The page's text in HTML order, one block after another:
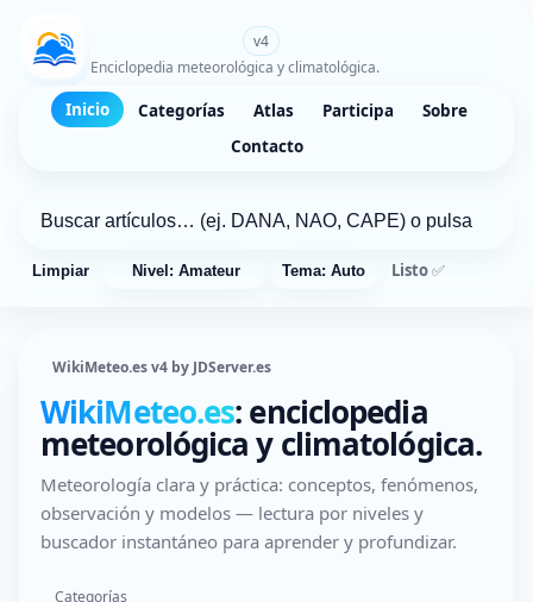
v4
Enciclopedia meteorológica y climatológica.
Inicio Categorías Atlas Participa
Sobre
Contacto
Limpiar Nivel: Amateur Tema: Auto Listo ✅
WikiMeteo.es v4 by JDServer.es
WikiMeteo.es: enciclopedia
meteorológica y climatológica.
Meteorología clara y práctica: conceptos, fenómenos,
observación y modelos — lectura por niveles y
buscador instantáneo para aprender y profundizar.
Categorías